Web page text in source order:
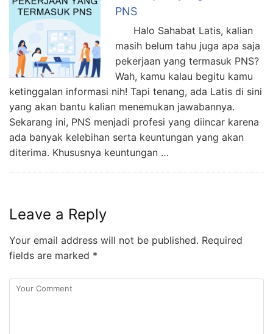
PNS
Halo Sahabat Latis, kalian
masih belum tahu juga apa saja
pekerjaan yang termasuk PNS?
Wah, kamu kalau begitu kamu
ketinggalan informasi nih! Tapi tenang, ada Latis di sini
yang akan bantu kalian menemukan jawabannya.
Sekarang ini, PNS menjadi profesi yang diincar karena
ada banyak kelebihan serta keuntungan yang akan
diterima. Khususnya keuntungan …
Leave a Reply
Your email address will not be published. Required
fields are marked *